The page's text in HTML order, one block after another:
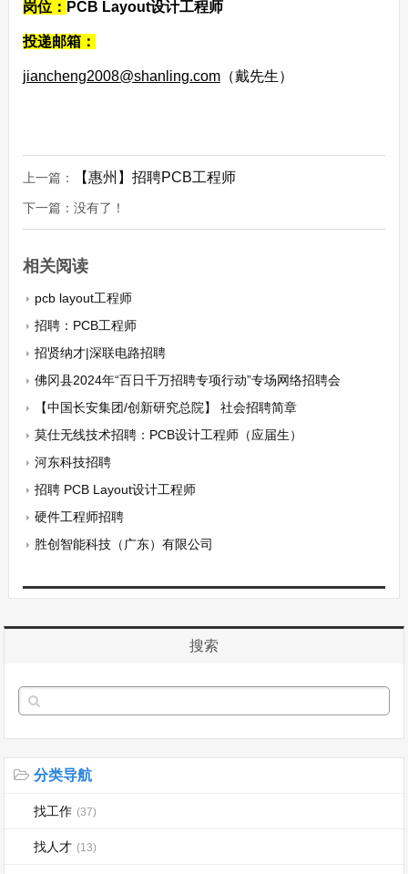
岗位： PCB Layout设计工程师
投递邮箱：
jiancheng2008@shanling.com（戴先生）
上一篇： 【惠州】招聘PCB工程师
下一篇：没有了！
相关阅读
pcb layout工程师
招聘：PCB工程师
招贤纳才|深联电路招聘
佛冈县2024年“百日千万招聘专项行动”专场网络招聘会
【中国长安集团/创新研究总院】 社会招聘简章
莫仕无线技术招聘：PCB设计工程师（应届生）
河东科技招聘
招聘 PCB Layout设计工程师
硬件工程师招聘
胜创智能科技（广东）有限公司
搜索
分类导航
找工作 (37)
找人才 (13)